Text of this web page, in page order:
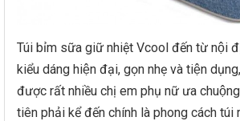
Túi bỉm sữa giữ nhiệt Vcool đến từ nội
kiểu dáng hiện đại, gọn nhẹ và tiện
được rất nhiều chị em phụ nữ ưa
tiên phải kể đến chính là phong cách túi